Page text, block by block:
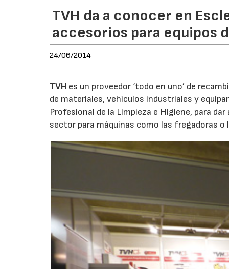
TVH da a conocer en
accesorios para equipos
24/06/2014
TVH es un proveedor ‘todo en uno’ de
de materiales, vehículos industriales y
Profesional de la Limpieza e Higiene, para
sector para máquinas como las fregadoras o